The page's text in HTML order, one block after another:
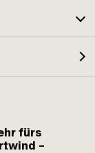
fürs
–